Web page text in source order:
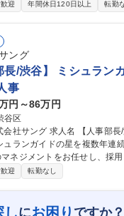
ランザクションサービスのメンバー採用です。トランザク
レーショナルトランザクショ
ションに細分化 募集職種 ■マ
迎 年間休日120日以上 転勤
ング
長/渋谷】 ミシュラン
事
円～86万円
谷区
ランガイド一つ星連続獲得の本社業務■経験者募集 仕事
ュランガイドの星を複数年連
ネジメントをお任せし、採
ースで新店舗を開店するた
つ星連続獲得の本社業務■経験
迎 転勤なし
しにお困り ですか？